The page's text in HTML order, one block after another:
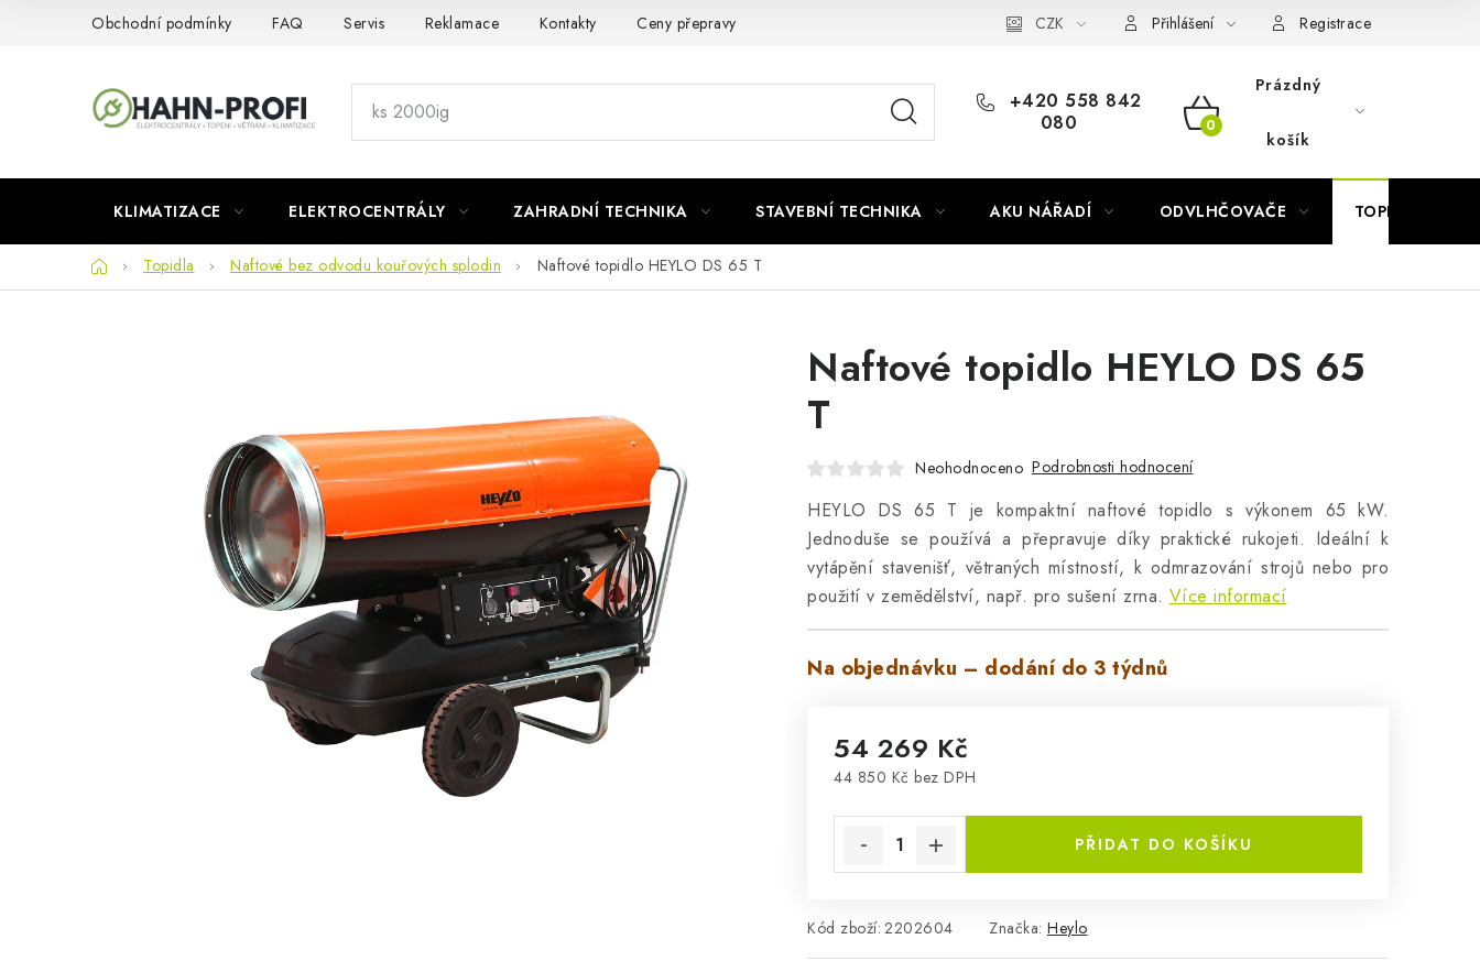
Obchodní podmínky FAQ Servis Reklamace Kontakty Ceny přepravy Náhradní díly Könner & Söhnen Reklamační řád
CZK Přihlášení Registrace
+420 558 842
080
NÁKUPNÍ
Prázdný
košík
KLIMATIZACE ELEKTROCENTRÁLY ZAHRADNÍ TECHNIKA STAVEBNÍ TECHNIKA AKU NÁŘADÍ ODVLHČOVAČE TOPIDLA
DomůTopidla Naftové bez odvodu kouřových splodin Naftové topidlo HEYLO DS 65 T
Naftové topidlo HEYLO DS 65
T
Neohodnoceno Podrobnosti hodnocení
HEYLO DS 65 T je kompaktní naftové topidlo s výkonem 65 kW.
Jednoduše se používá a přepravuje díky praktické rukojeti. Ideální k
vytápění stavenišť, větraných místností, k odmrazování strojů nebo pro
použití v zemědělství, např. pro sušení zrna. Více informací
Na objednávku – dodání do 3 týdnů
54 269 Kč
44 850 Kč bez DPH
PŘIDAT DO KOŠÍKU
Kód zboží: 2202604 Značka: Heylo